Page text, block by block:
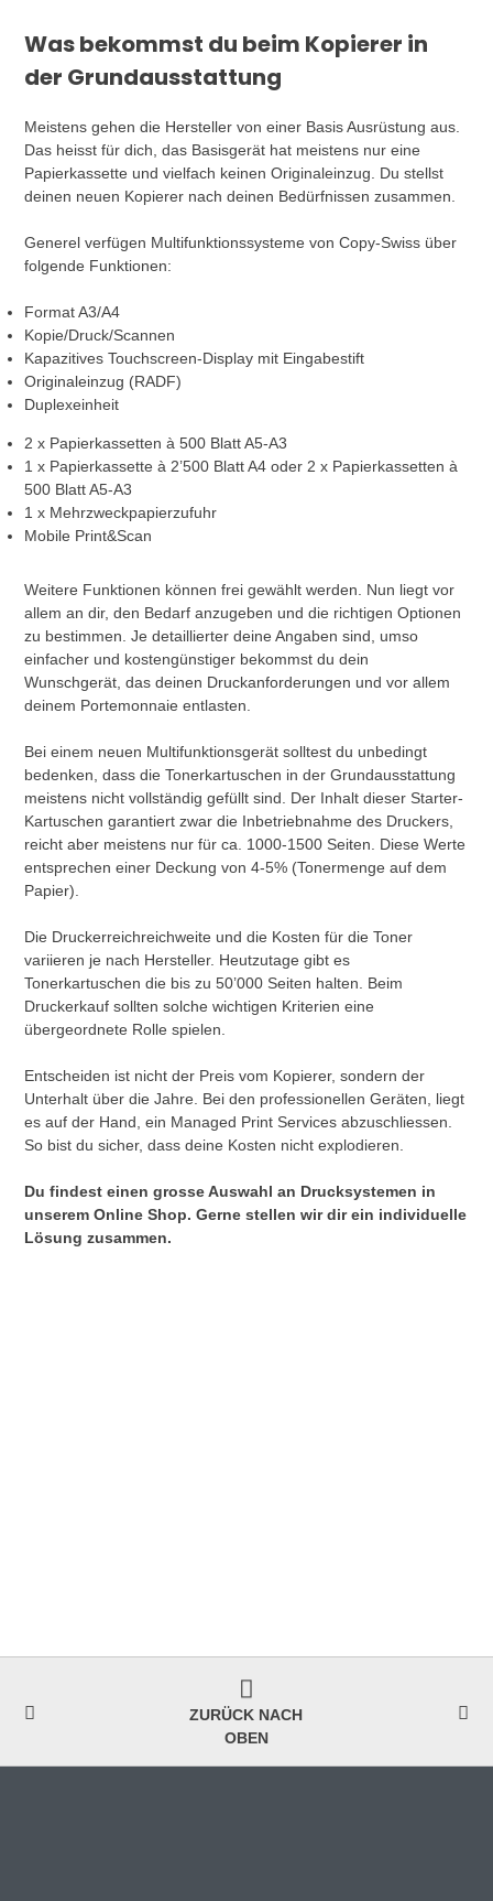
Was bekommst du beim Kopierer in
der Grundausstattung
Meistens gehen die Hersteller von einer Basis Ausrüstung aus.
Das heisst für dich, das Basisgerät hat meistens nur eine
Papierkassette und vielfach keinen Originaleinzug. Du stellst
deinen neuen Kopierer nach deinen Bedürfnissen zusammen.
Generel verfügen Multifunktionssysteme von Copy-Swiss über
folgende Funktionen:
Format A3/A4
Kopie/Druck/Scannen
Kapazitives Touchscreen-Display mit Eingabestift
Originaleinzug (RADF)
Duplexeinheit
2 x Papierkassetten à 500 Blatt A5-A3
1 x Papierkassette à 2’500 Blatt A4 oder 2 x Papierkassetten à
500 Blatt A5-A3
1 x Mehrzweckpapierzufuhr
Mobile Print&Scan
Weitere Funktionen können frei gewählt werden. Nun liegt vor
allem an dir, den Bedarf anzugeben und die richtigen Optionen
zu bestimmen. Je detaillierter deine Angaben sind, umso
einfacher und kostengünstiger bekommst du dein
Wunschgerät, das deinen Druckanforderungen und vor allem
deinem Portemonnaie entlasten.
Bei einem neuen Multifunktionsgerät solltest du unbedingt
bedenken, dass die Tonerkartuschen in der Grundausstattung
meistens nicht vollständig gefüllt sind. Der Inhalt dieser Starter-
Kartuschen garantiert zwar die Inbetriebnahme des Druckers,
reicht aber meistens nur für ca. 1000-1500 Seiten. Diese Werte
entsprechen einer Deckung von 4-5% (Tonermenge auf dem
Papier).
Die Druckerreichreichweite und die Kosten für die Toner
variieren je nach Hersteller. Heutzutage gibt es
Tonerkartuschen die bis zu 50’000 Seiten halten. Beim
Druckerkauf sollten solche wichtigen Kriterien eine
übergeordnete Rolle spielen.
Entscheiden ist nicht der Preis vom Kopierer, sondern der
Unterhalt über die Jahre. Bei den professionellen Geräten, liegt
es auf der Hand, ein Managed Print Services abzuschliessen.
So bist du sicher, dass deine Kosten nicht explodieren.
Du findest einen grosse Auswahl an Drucksystemen in
unserem Online Shop. Gerne stellen wir dir ein individuelle
Lösung zusammen.
ZURÜCK NACH
OBEN